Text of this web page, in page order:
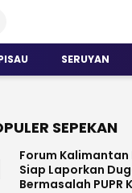
SERUYAN
SEPEKAN
Forum
Siap Laporkan
Bermasalah PUPR